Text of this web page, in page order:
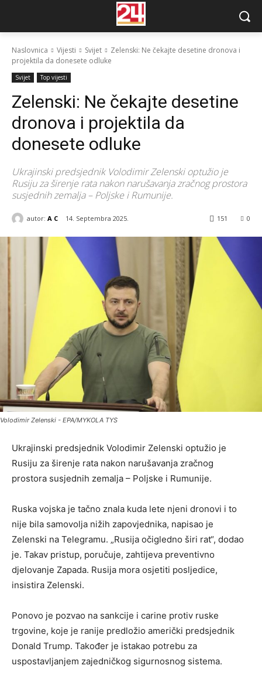
Naslovnica Vijesti Svijet
Zelenski: Ne čekajte desetine dronova i
projektila da donesete odluke
Svijet Top vijesti
Zelenski: Ne čekajte desetine
dronova i projektila da
donesete odluke
Ukrajinski predsjednik Volodimir Zelenski optužio je
Rusiju za širenje rata nakon narušavanja zračnog prostora
susjednih zemalja – Poljske i Rumunije.
autor: A C 14. Septembra 2025. 0
151
Volodimir Zelenski - EPA/MYKOLA TYS
Ukrajinski predsjednik Volodimir Zelenski optužio je
Rusiju za širenje rata nakon narušavanja zračnog
prostora susjednih zemalja – Poljske i Rumunije.
Ruska vojska je tačno znala kuda lete njeni dronovi i to
nije bila samovolja nižih zapovjednika, napisao je
Zelenski na Telegramu. „Rusija očigledno širi rat“, dodao
je. Takav pristup, poručuje, zahtijeva preventivno
djelovanje Zapada. Rusija mora osjetiti posljedice,
insistira Zelenski.
Ponovo je pozvao na sankcije i carine protiv ruske
trgovine, koje je ranije predložio američki predsjednik
Donald Trump. Također je istakao potrebu za
uspostavljanjem zajedničkog sigurnosnog sistema.